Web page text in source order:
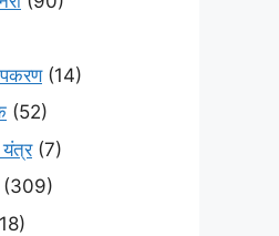
(14)
(52)
(7)
(309)